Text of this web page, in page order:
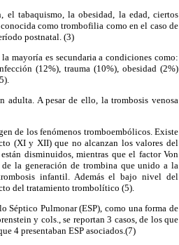
tabaquismo, la obesidad, la edad, ciertos
como trombofilia como en el caso de
postnatal. (3)
mayoría es secundaria a condiciones como:
(12%), trauma (10%), obesidad (2%)
A pesar de ello, la trombosis venosa
de los fenómenos tromboembólicos. Existe
(XI y XII) que no alcanzan los valores del
disminuidos, mientras que el factor Von
la generación de trombina que unido a la
infantil. Además el bajo nivel del
del tratamiento trombolítico (5).
Séptico Pulmonar (ESP), como una forma de
y cols., se reportan 3 casos, de los que
4 presentaban ESP asociados.(7)